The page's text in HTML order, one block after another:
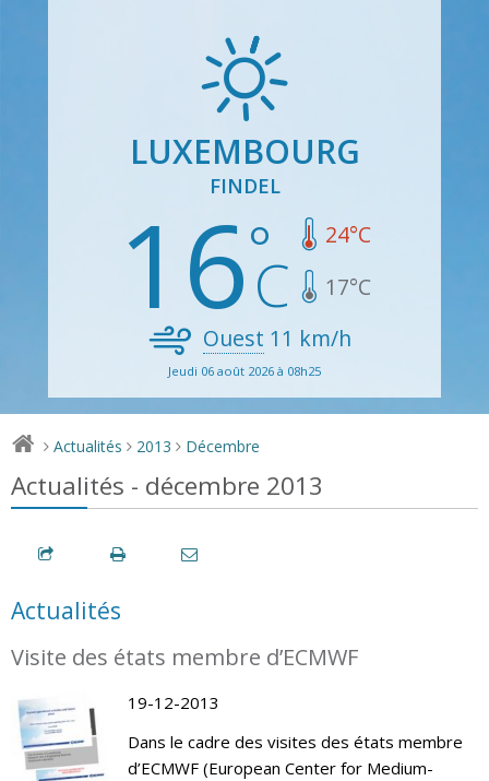
LUXEMBOURG
FINDEL
16 24°C
17°C
Ouest 11 km/h
Jeudi 06 août 2026 à 08h25
> Actualités > 2013 > Décembre
Actualités - décembre 2013
Actualités
Visite des états membre d’ECMWF
19-12-2013
Dans le cadre des visites des états membre
d’ECMWF (European Center for Medium-